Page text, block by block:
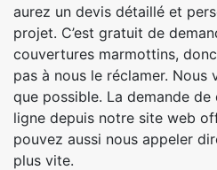
aurez un devis détaillé et
projet. C’est gratuit de
couvertures marmottins,
pas à nous le réclamer.
que possible. La demande
ligne depuis notre site web
pouvez aussi nous appeler
plus vite.